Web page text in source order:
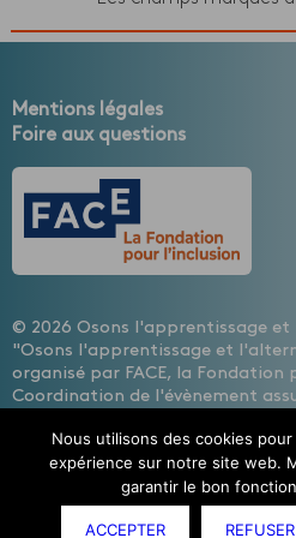
Mentions légales
Foire aux questions
© 2026 Osons l'apprentissage et
"Osons l'apprentissage et
organisé par FACE, la Fondation
Coordination de l'évènement
Design : Cécile Lisbonis -
Mademoiselle Associée -
Etienne Delcambre
Nous utilisons des cookies
expérience sur notre site web.
garantir le bon
ACCEPTER REFUSER